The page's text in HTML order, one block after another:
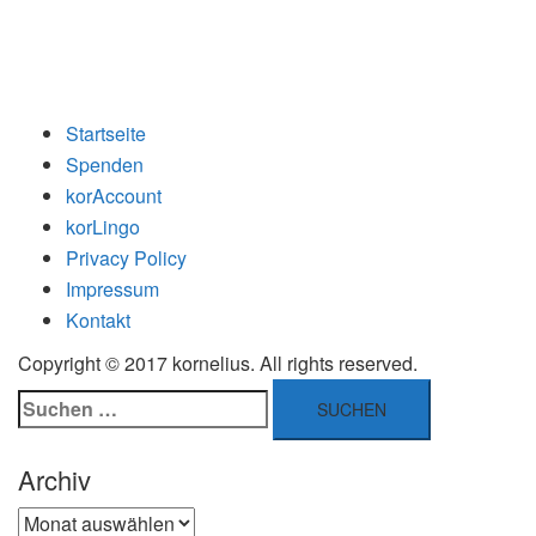
Startseite
Spenden
korAccount
korLingo
Privacy Policy
Impressum
Kontakt
Copyright © 2017 kornelius. All rights reserved.
Suchen
nach:
Archiv
Archiv